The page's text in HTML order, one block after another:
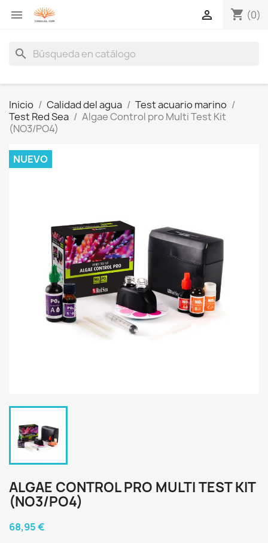
 shopping_cart (0)

search
Inicio Calidad del agua
Test acuario marino
Test Red Sea
Algae Control pro Multi Test Kit
(NO3/PO4)
NUEVO
ALGAE CONTROL PRO MULTI TEST KIT
(NO3/PO4)
68,95 €